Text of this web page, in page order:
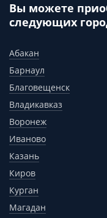
Вы можете
следующих
Абакан
Барнаул
Благовещенск
Владикавказ
Воронеж
Иваново
Казань
Киров
Курган
Магадан